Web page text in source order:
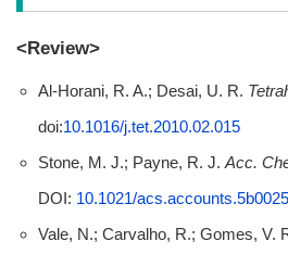
<Review>
Al-Horani, R. A.; Desai, U. R.
doi:10.1016/j.tet.2010.02.015
Stone, M. J.; Payne, R. J. Acc.
DOI: 10.1021/
Vale, N.; Carvalho, R.; Gomes, V.